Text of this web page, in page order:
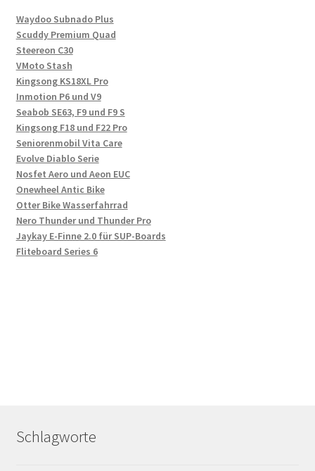
Waydoo Subnado Plus
Scuddy Premium Quad
Steereon C30
VMoto Stash
Kingsong KS18XL Pro
Inmotion P6 und V9
Seabob SE63, F9 und F9 S
Kingsong F18 und F22 Pro
Seniorenmobil Vita Care
Evolve Diablo Serie
Nosfet Aero und Aeon EUC
Onewheel Antic Bike
Otter Bike Wasserfahrrad
Nero Thunder und Thunder Pro
Jaykay E-Finne 2.0 für SUP-Boards
Fliteboard Series 6
Schlagworte